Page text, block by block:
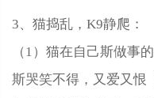
3、猫捣乱，K9静爬：
（1）猫在自己斯做事
斯哭笑不得，又爱又恨